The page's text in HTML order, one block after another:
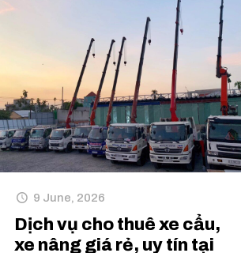
9 June, 2026
Dịch vụ cho thuê xe cẩu,
xe nâng giá rẻ, uy tín tại